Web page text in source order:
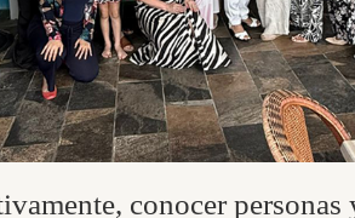
conocer personas